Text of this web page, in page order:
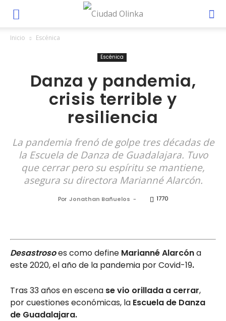
Inicio Escénica
Escénica
Danza y pandemia,
crisis terrible y
resiliencia
La pandemia frenó de golpe tres décadas de
la Escuela de Danza de Guadalajara. Tuvo
que cerrar pero su espíritu se mantiene,
asegura su directora Marianné Alarcón.
Por Jonathan Bañuelos - 1770
Desastrosoes como define Marianné Alarcóna
este 2020, el año de la pandemia por Covid-19.
Tras 33 años en escena se vio orillada a cerrar,
por cuestiones económicas, la Escuela de Danza
de Guadalajara.